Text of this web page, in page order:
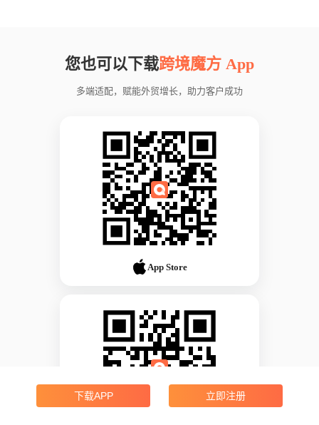
您也可以下载跨境魔方 App
多端适配，赋能外贸增长，助力客户成功
App Store
下载APP 立即注册